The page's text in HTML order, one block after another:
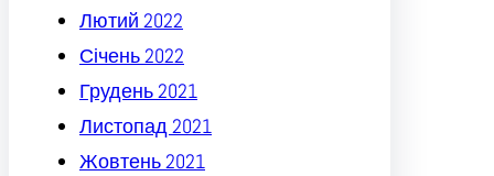
Лютий 2022
Січень 2022
Грудень 2021
Листопад 2021
Жовтень 2021